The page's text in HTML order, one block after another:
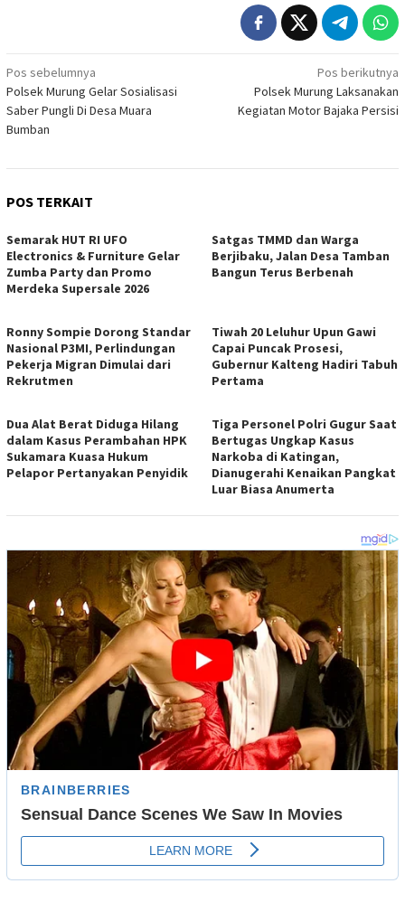
Navigasi
pos
Pos sebelumnya
Polsek Murung Gelar Sosialisasi
Saber Pungli Di Desa Muara
Bumban
Pos berikutnya
Polsek Murung Laksanakan
Kegiatan Motor Bajaka Persisi
POS TERKAIT
Semarak HUT RI UFO
Electronics & Furniture Gelar
Zumba Party dan Promo
Merdeka Supersale 2026
Satgas TMMD dan Warga
Berjibaku, Jalan Desa Tamban
Bangun Terus Berbenah
Ronny Sompie Dorong Standar
Nasional P3MI, Perlindungan
Pekerja Migran Dimulai dari
Rekrutmen
Tiwah 20 Leluhur Upun Gawi
Capai Puncak Prosesi,
Gubernur Kalteng Hadiri Tabuh
Pertama
Dua Alat Berat Diduga Hilang
dalam Kasus Perambahan HPK
Sukamara Kuasa Hukum
Pelapor Pertanyakan Penyidik
Tiga Personel Polri Gugur Saat
Bertugas Ungkap Kasus
Narkoba di Katingan,
Dianugerahi Kenaikan Pangkat
Luar Biasa Anumerta